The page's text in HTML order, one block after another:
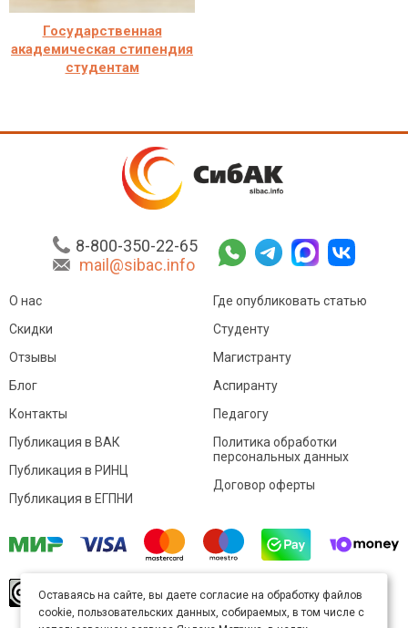
Государственная
академическая стипендия
студентам
8-800-350-22-65
mail@sibac.info
О нас
Скидки
Отзывы
Блог
Контакты
Где опубликовать статью
Студенту
Магистранту
Аспиранту
Педагогу
Публикация в ВАК
Публикация в РИНЦ
Публикация в ЕГПНИ
Политика обработки
персональных данных
Договор оферты
произведение доступно полицензии Creative
Commons «Attribution» («Атрибуция») 4.0
Оставаясь на сайте, вы даете согласие на обработку файлов
cookie, пользовательских данных, собираемых, в том числе с